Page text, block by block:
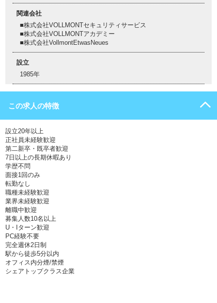
関連会社
■株式会社VOLLMONTセキュリティサービス
■株式会社VOLLMONTアカデミー
■株式会社VollmontEtwasNeues
設立
1985年
この求人の特徴
設立20年以上
正社員未経験歓迎
第二新卒・既卒者歓迎
7日以上の長期休暇あり
学歴不問
面接1回のみ
転勤なし
職種未経験歓迎
業界未経験歓迎
離職中歓迎
募集人数10名以上
U・Iターン歓迎
PC経験不要
完全週休2日制
駅から徒歩5分以内
オフィス内分煙/禁煙
シェアトップクラス企業